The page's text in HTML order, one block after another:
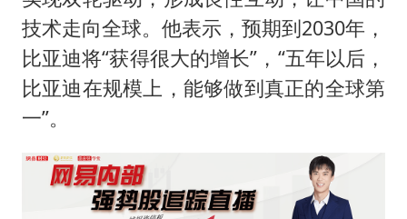
多所幼师院校开设养老专业
刘伟任延安市委常委、市纪委书记
习近平心系体育强国建设
技术走向全球。他表示，预期到2030年，
比亚迪将“获得很大的增长”，“五年以后，
比亚迪在规模上，能够做到真正的全球第
一”。